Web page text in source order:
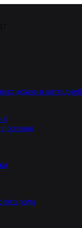
домов и коттеджей
дома